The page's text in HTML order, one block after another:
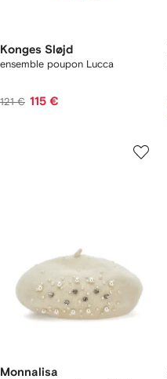
Konges Sløjd
ensemble poupon Lucca
121 € 115 €
Monnalisa